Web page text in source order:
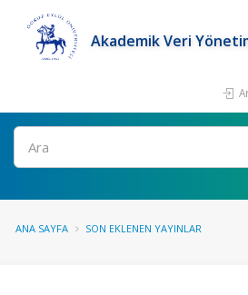
Akademik Veri
Ara
ANA SAYFA SON EKLENEN YAYINLAR